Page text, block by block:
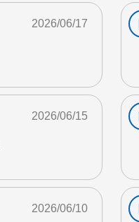
2026/06/17
2026/06/15
2026/06/10